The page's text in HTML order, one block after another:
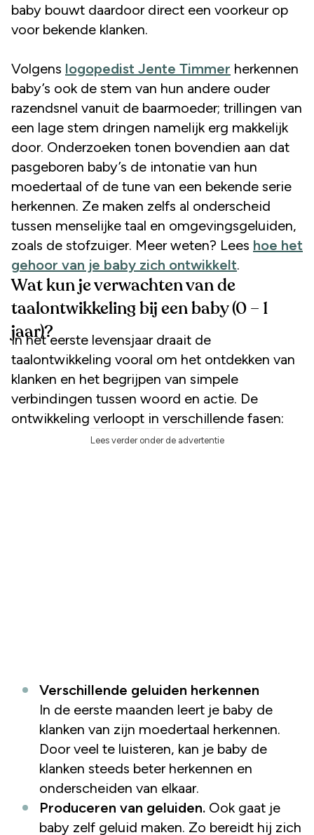
baby bouwt daardoor direct een voorkeur op
voor bekende klanken.
Volgens logopedist Jente Timmer herkennen
baby’s ook de stem van hun andere ouder
razendsnel vanuit de baarmoeder; trillingen van
een lage stem dringen namelijk erg makkelijk
door. Onderzoeken tonen bovendien aan dat
pasgeboren baby’s de intonatie van hun
moedertaal of de tune van een bekende serie
herkennen. Ze maken zelfs al onderscheid
tussen menselijke taal en omgevingsgeluiden,
zoals de stofzuiger. Meer weten? Lees hoe het
gehoor van je baby zich ontwikkelt.
Wat kun je verwachten van de
taalontwikkeling bij een baby (0 – 1
jaar)?
In het eerste levensjaar draait de
taalontwikkeling vooral om het ontdekken van
klanken en het begrijpen van simpele
verbindingen tussen woord en actie. De
ontwikkeling verloopt in verschillende fasen:
Lees verder onder de advertentie
Verschillende geluiden herkennen
In de eerste maanden leert je baby de
klanken van zijn moedertaal herkennen.
Door veel te luisteren, kan je baby de
klanken steeds beter herkennen en
onderscheiden van elkaar.
Produceren van geluiden. Ook gaat je
baby zelf geluid maken. Zo bereidt hij zich